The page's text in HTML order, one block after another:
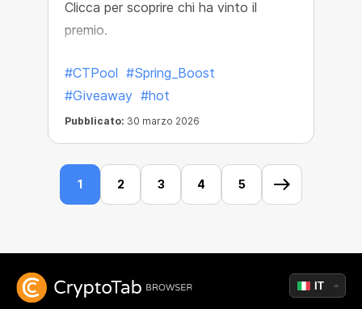
Clicca per scoprire chi ha vinto il
premio.
#CTPool #Spring_Boost
#Giveaway #hot
Pubblicato: 30 marzo 2026
1 2 3 4 5
IT